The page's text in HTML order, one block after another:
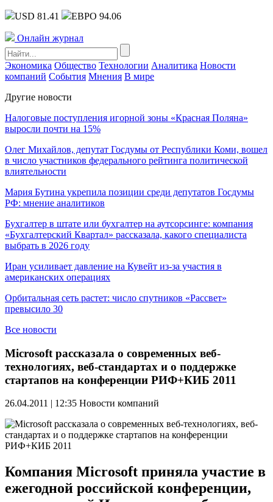
USD 81.41 ЕВРО 94.06
Онлайн журнал
Экономика Общество Технологии Аналитика Новости
компаний События Мнения В мире
Другие новости
Налоговые поступления игорной зоны «Красная Поляна»
выросли почти на 15%
Олег Михайлов, депутат Госдумы от Республики Коми, вошел
в число участников федерального рейтинга политической
влиятельности
Мария Бутина укрепила позиции среди депутатов Госдумы
РФ: мнение аналитиков
Бухгалтер в штате или бухгалтер на аутсорсинге: компания
«Бухгалтерский Квартал» рассказала, какого специалиста
выбрать в 2026 году
Иран усиливает давление на Кувейт из-за участия в
американских операциях
Орбитальная сеть растет: число спутников «Рассвет»
превысило 30
Все новости
Microsoft рассказала о современных веб-
технологиях, веб-стандартах и о поддержке
стартапов на конференции РИФ+КИБ 2011
26.04.2011 | 12:35 Новости компаний
Компания Microsoft приняла участие в
ежегодной российской конференции,